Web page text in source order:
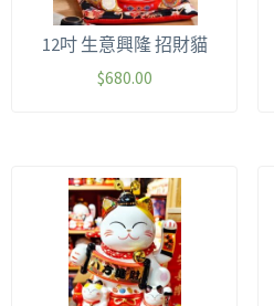
12吋 生意興隆 招財貓
$680.00